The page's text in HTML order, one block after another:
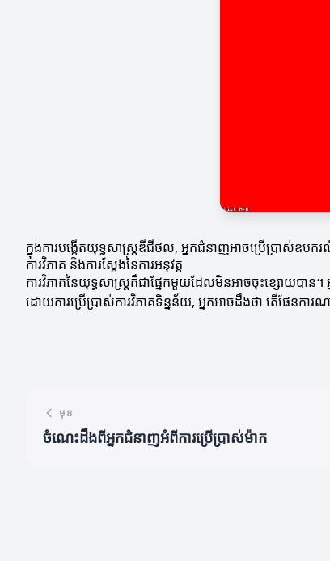
ក្នុងការបង្កើតយុទ្ធសាស្ត្រឌីជីថល, អ្នកជំនាញអាចប្រើប្រាស់ឧ
ការវិភាគ និងការស្តែងនៃការអនុវត្ត
ការវិភាគនៃយុទ្ធសាស្ត្រ​គឺជាផ្នែកមួយដែលមិនអាចចុះខ្សោយបាន
ដោយការប្រើប្រាស់ការវិភាគទិន្នន័យ, អ្នកអាចដឹងថា តើផែនក
មុន
ចំណេះដឹងពីអ្នកជំនាញអំពីការប្រើប្រាស់ម៉ាក